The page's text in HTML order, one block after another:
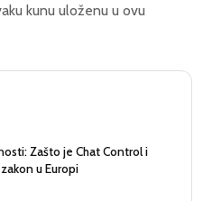
kunu uloženu u ovu
Zašto je Chat Control i
u Europi